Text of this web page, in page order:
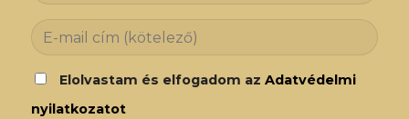
Elolvastam és elfogadom az Adatvédelmi
nyilatkozatot